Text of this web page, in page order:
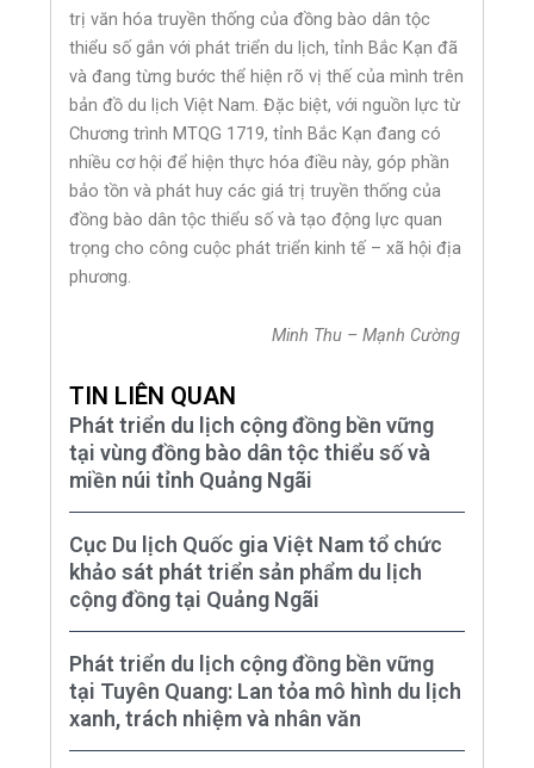
trị văn hóa truyền thống của đồng bào dân tộc
thiểu số gắn với phát triển du lịch, tỉnh Bắc Kạn đã
và đang từng bước thể hiện rõ vị thế của mình trên
bản đồ du lịch Việt Nam. Đặc biệt, với nguồn lực từ
Chương trình MTQG 1719, tỉnh Bắc Kạn đang có
nhiều cơ hội để hiện thực hóa điều này, góp phần
bảo tồn và phát huy các giá trị truyền thống của
đồng bào dân tộc thiểu số và tạo động lực quan
trọng cho công cuộc phát triển kinh tế – xã hội địa
phương.
Minh Thu – Mạnh Cường
TIN LIÊN QUAN
Phát triển du lịch cộng đồng bền vững
tại vùng đồng bào dân tộc thiểu số và
miền núi tỉnh Quảng Ngãi
Cục Du lịch Quốc gia Việt Nam tổ chức
khảo sát phát triển sản phẩm du lịch
cộng đồng tại Quảng Ngãi
Phát triển du lịch cộng đồng bền vững
tại Tuyên Quang: Lan tỏa mô hình du lịch
xanh, trách nhiệm và nhân văn